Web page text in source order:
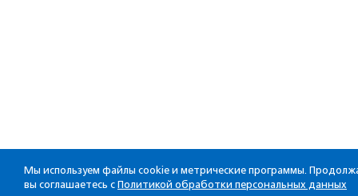
Мы используем файлы cookie и метрические программы.
вы соглашаетесь с Политикой обработки персональных данных